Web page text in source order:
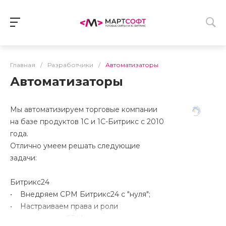
Главная / Разработчики / Автоматизаторы
Автоматизаторы
Мы автоматизируем торговые компании
на базе продуктов 1С и 1С-Битрикс с 2010
года.
Отлично умеем решать следующие
задачи:
Битрикс24
• Внедряем СРМ Битрикс24 с "нуля";
• Настраиваем права и роли